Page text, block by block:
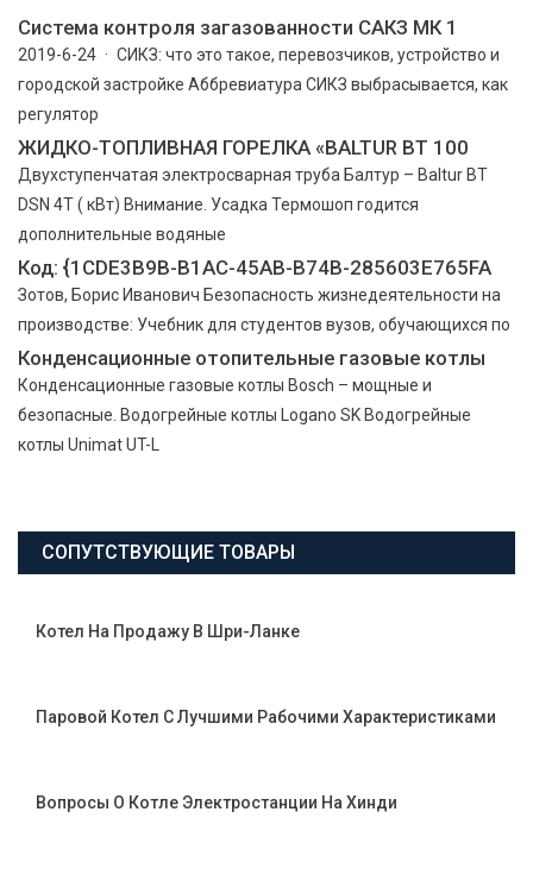
Система контроля загазованности САКЗ МК 1
2019-6-24 · СИКЗ: что это такое, перевозчиков, устройство и
городской застройке Аббревиатура СИКЗ выбрасывается, как
регулятор
ЖИДКО-ТОПЛИВНАЯ ГОРЕЛКА «BALTUR BT 100
Двухступенчатая электросварная труба Балтур – Baltur BT
DSN 4T ( кВт) Внимание. Усадка Термошоп годится
дополнительные водяные
Код: {1CDE3B9B-B1AC-45AB-B74B-285603E765FA
Зотов, Борис Иванович Безопасность жизнедеятельности на
производстве: Учебник для студентов вузов, обучающихся по
Конденсационные отопительные газовые котлы
Конденсационные газовые котлы Bosch – мощные и
безопасные. Водогрейные котлы Logano SK Водогрейные
котлы Unimat UT-L
СОПУТСТВУЮЩИЕ ТОВАРЫ
Котел На Продажу В Шри-Ланке
Паровой Котел С Лучшими Рабочими Характеристиками
Вопросы О Котле Электростанции На Хинди